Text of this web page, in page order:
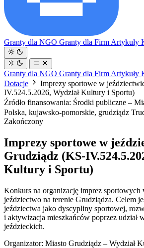
Granty dla NGO Granty dla Firm Artykuły
Granty dla NGO Granty dla Firm Artykuły
Dotacje
Imprezy sportowe w
IV.524.5.2026, Wydział Kultury i Sportu)
Źródło finansowania: Środki publiczne –
Polska, kujawsko-pomorskie, grudziądz
Zakończony
Imprezy sportowe w
Grudziądz (KS-
Kultury i Sportu)
Konkurs na organizację imprez sportowych
jeździectwo na terenie Grudziądza. Celem
jeździectwa jako dyscypliny sportowej,
i aktywizacja mieszkańców poprzez udział
jeździeckich.
Organizator: Miasto Grudziądz – Wydział